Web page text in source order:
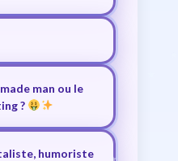
man ou le
?
humoriste